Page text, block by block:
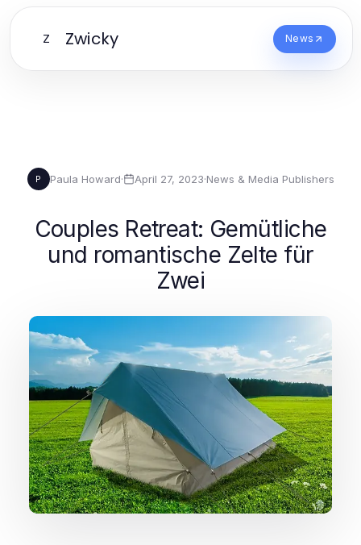
Z Zwicky News
P Paula Howard· April 27, 2023·News & Media Publishers
Couples Retreat: Gemütliche
und romantische Zelte für
Zwei